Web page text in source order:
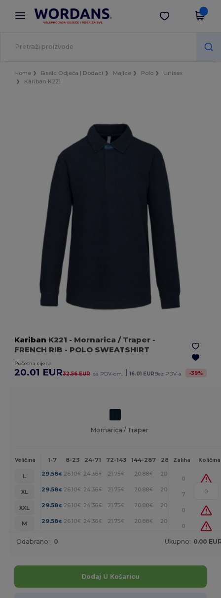
× Aplikacija Wordans
Bolje cijene u aplikaciji!
Preuzmi app
Home Basic Odjeća | Dodaci Majice Polo
Unisex
Kariban K221
Kariban K221 - Mornarica / Traper -
FRENCH RIB - POLO SWEATSHIRT
Početna cijena
20.01 EUR32.56 EUR sa PDV-om. | 16.01 EURBez PDV-a -39%
Mornarica / Traper
Veličina 1-7 8-23 24-71 72-143 144-287 288 + Više
Zaliha Količina
L 29.58€ 26.10€ 24.36€ 21.75€ 20.88€ 20.01
0
XL
29.58€ 26.10€ 24.36€ 21.75€ 20.88€ 20.01
7
XXL
29.58€ 26.10€ 24.36€ 21.75€ 20.88€ 20.01
0
M
29.58€ 26.10€ 24.36€ 21.75€ 20.88€ 20.01
0
Odabrano: 0 Ukupno: 0.00
Dodaj U Košaricu